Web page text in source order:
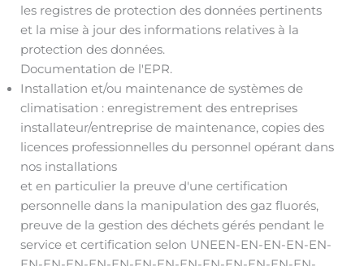
les registres de protection des données pertinents
et la mise à jour des informations relatives à la
protection des données.
Documentation de l'EPR.
Installation et/ou maintenance de systèmes de
climatisation : enregistrement des entreprises
installateur/entreprise de maintenance, copies des
licences professionnelles du personnel opérant dans
nos installations
et en particulier la preuve d'une certification
personnelle dans la manipulation des gaz fluorés,
preuve de la gestion des déchets gérés pendant le
service et certification selon UNEEN-EN-EN-EN-EN-